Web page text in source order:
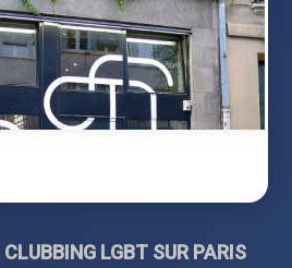
CLUBBING LGBT SUR PARIS